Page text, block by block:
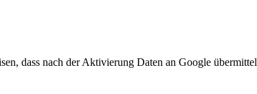
dass nach der Aktivierung Daten an Google